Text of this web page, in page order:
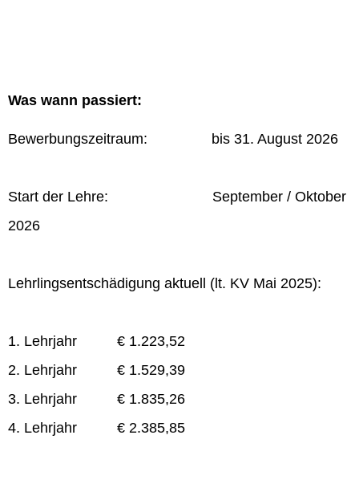
Was wann passiert:
Bewerbungszeitraum: bis 31. August 2026
Start der Lehre: September / Oktober
2026
Lehrlingsentschädigung aktuell (lt. KV Mai 2025):
1. Lehrjahr € 1.223,52
2. Lehrjahr € 1.529,39
3. Lehrjahr € 1.835,26
4. Lehrjahr € 2.385,85